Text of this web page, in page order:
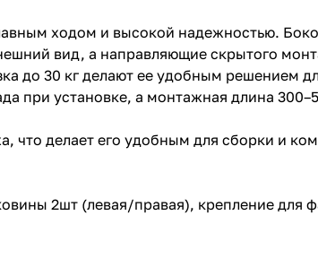
ходом и высокой надежностью.
вид, а направляющие скрытого
до 30 кг делают ее удобным решением
при установке, а монтажная длина
что делает его удобным для сборки и
2шт (левая/правая), крепление для